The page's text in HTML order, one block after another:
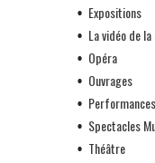
Expositions
La vidéo de
Opéra
Ouvrages
Performances
Spectacles
Théâtre